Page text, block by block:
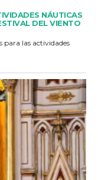
NÁUTICAS
DEL VIENTO
para las actividades